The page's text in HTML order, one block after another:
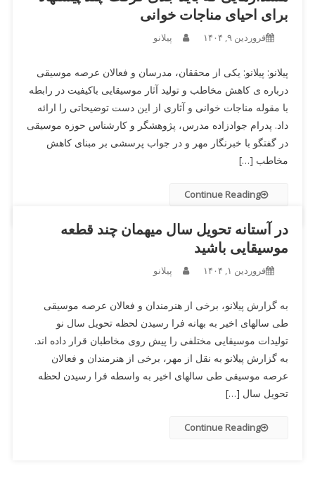
برای احیای مناجات خوانی
فروردین ۹, ۱۴۰۴ پیلانو
پیلانو: پیلانو: یکی از محققان، مدرسان و فعالان عرصه موسیقی
درباره ی کاهش مخاطب و تولید آثار موسیقایی باکیفیت در رابطه
با مقوله مناجات خوانی و آثاری از این دست توضیحاتی را ارائه
داد. پدرام جوادزاده مدرس، پژوهشگر و کارشناس حوزه موسیقی
در گفتگو با خبرنگار مهر و در جواب پرسشی بر مبنای کاهش
مخاطب […]
Continue Reading
در آستانه تحویل سال میهمان چند قطعه
موسیقایی باشید
فروردین ۱, ۱۴۰۴ پیلانو
به گزارش پیلانو، برخی از هنرمندان و فعالان عرصه موسیقی
طی سالهای اخیر به بهانه فرا رسیدن لحظه تحویل سال نو
تولیدات موسیقایی مختلفی را پیش روی مخاطبان قرار داده اند.
به گزارش پیلانو به نقل از مهر، برخی از هنرمندان و فعالان
عرصه موسیقی طی سالهای اخیر به واسطه فرا رسیدن لحظه
تحویل سال […]
Continue Reading